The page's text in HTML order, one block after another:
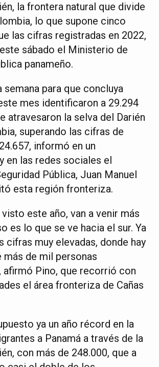
la frontera natural que divide
lo que supone cinco
las cifras registradas en 2022,
sábado el Ministerio de
panameño.
semana para que concluya
mes identificaron a 29.294
atravesaron la selva del Darién
superando las cifras de
informó en un
en las redes sociales el
Pública, Juan Manuel
esta región fronteriza.
este año, van a venir más
es lo que se ve hacia el sur. Ya
cifras muy elevadas, donde hay
más de mil personas
afirmó Pino, que recorrió con
el área fronteriza de Cañas
ya un año récord en la
a Panamá a través de la
con más de 248.000, que a